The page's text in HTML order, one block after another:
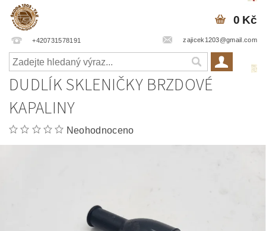
+420731578191 zajicek1203@gmail.com
0 Kč
DUDLÍK SKLENIČKY BRZDOVÉ
KAPALINY
Neohodnoceno